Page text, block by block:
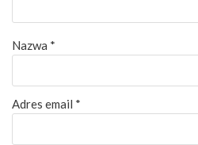
Nazwa *
Adres email *